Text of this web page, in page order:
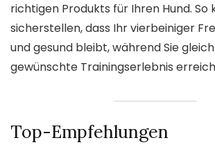
richtigen Produkts für Ihren Hund. So
sicherstellen, dass Ihr vierbeiniger
und gesund bleibt, während Sie
gewünschte Trainingserlebnis
Top-Empfehlungen